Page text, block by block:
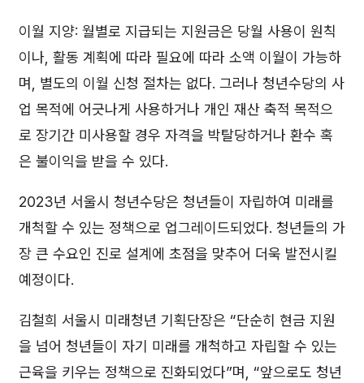
이월 지양: 월별로 지급되는 지원금은 당월 사용이 원칙
이나, 활동 계획에 따라 필요에 따라 소액 이월이 가능하
며, 별도의 이월 신청 절차는 없다. 그러나 청년수당의 사
업 목적에 어긋나게 사용하거나 개인 재산 축적 목적으
로 장기간 미사용할 경우 자격을 박탈당하거나 환수 혹
은 불이익을 받을 수 있다.
2023년 서울시 청년수당은 청년들이 자립하여 미래를
개척할 수 있는 정책으로 업그레이드되었다. 청년들의 가
장 큰 수요인 진로 설계에 초점을 맞추어 더욱 발전시킬
예정이다.
김철희 서울시 미래청년 기획단장은 “단순히 현금 지원
을 넘어 청년들이 자기 미래를 개척하고 자립할 수 있는
근육을 키우는 정책으로 진화되었다”며, “앞으로도 청년